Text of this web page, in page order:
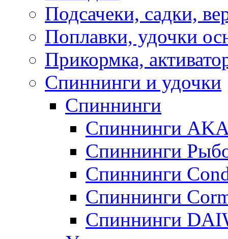
Подсачеки, садки,
Поплавки, удочки
Прикормка,
Спиннинги и удочки
Спиннинги
Спиннинги
Спиннинги
Спиннинги
Спиннинги
Спиннинги